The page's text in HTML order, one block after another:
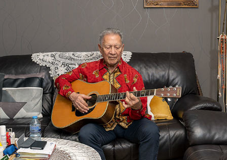
HERINNERING AAN EEN MOEDERLAND
2020